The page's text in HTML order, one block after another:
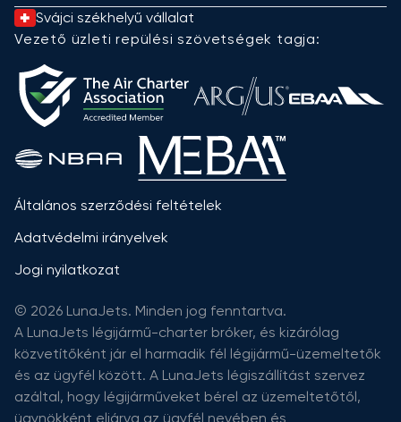
Svájci székhelyű vállalat
Vezető üzleti repülési szövetségek tagja:
Általános szerződési feltételek
Adatvédelmi irányelvek
Jogi nyilatkozat
© 2026 LunaJets. Minden jog fenntartva.
A LunaJets légijármű-charter bróker, és kizárólag
közvetítőként jár el harmadik fél légijármű-üzemeltetők
és az ügyfél között. A LunaJets légiszállítást szervez
azáltal, hogy légijárműveket bérel az üzemeltetőtől,
ügynökként eljárva az ügyfél nevében és